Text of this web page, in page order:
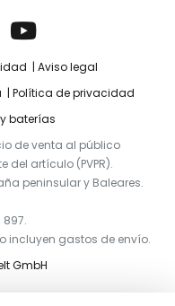
Aviso legal
Política de privacidad
baterías
de venta al público
del artículo (PVPR).
peninsular y Baleares.
897.
incluyen gastos de envío.
GmbH